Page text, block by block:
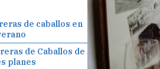
de caballos en
de Caballos de
planes